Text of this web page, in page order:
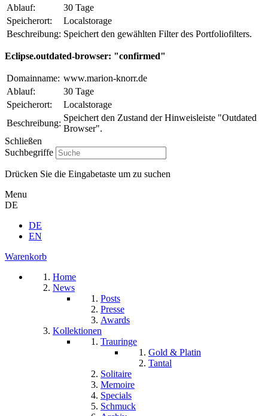
Ablauf:
30 Tage
Speicherort:
Localstorage
Beschreibung: Speichert den gewählten Filter des Portfoliofilters.
Eclipse.outdated-browser: "confirmed"
Domainname: www.marion-knorr.de
Ablauf:
30 Tage
Speicherort:
Localstorage
Beschreibung:
Speichert den Zustand der Hinweisleiste "Outdated
Browser".
Schließen
Suchbegriffe
Drücken Sie die Eingabetaste um zu suchen
Menu
DE
DE
EN
Warenkorb
Home
News
Posts
Presse
Awards
Kollektionen
Trauringe
Gold & Platin
Tantal
Solitaire
Memoire
Specials
Schmuck